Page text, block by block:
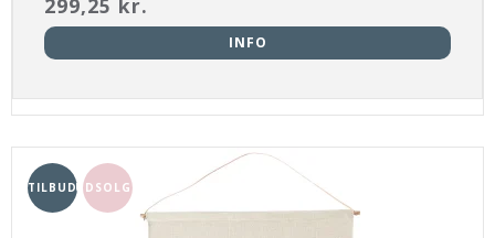
299,25 kr.
INFO
TILBUDUDSOLGT